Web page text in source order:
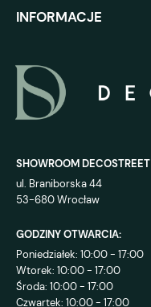
INFORMACJE
SHOWROOM DECOSTREET
ul. Braniborska 44
53-680 Wrocław
GODZINY OTWARCIA:
Poniedziałek: 10:00 - 17:00
Wtorek: 10:00 - 17:00
Środa: 10:00 - 17:00
Czwartek: 10:00 - 17:00